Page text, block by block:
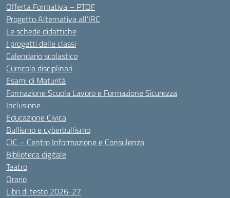
Offerta Formativa – PTOF
Progetto Alternativa all’IRC
Le schede didattiche
I progetti delle classi
Calendario scolastico
Curricola disciplinari
Esami di Maturità
Formazione Scuola Lavoro e Formazione Sicurezza
Inclusione
Educazione Civica
Bullismo e cyberbullismo
CIC – Centro Informazione e Consulenza
Biblioteca digitale
Teatro
Orario
Libri di testo 2026-27